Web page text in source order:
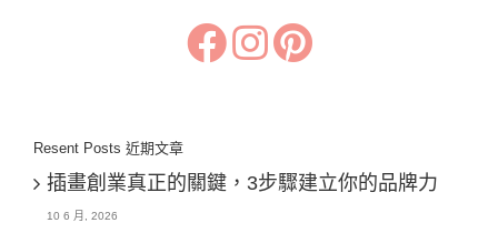
Resent Posts 近期文章
插畫創業真正的關鍵，3步驟建立你的品牌力
10 6 月, 2026